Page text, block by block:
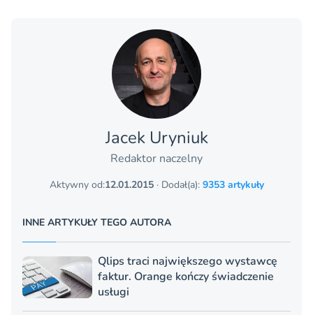
Jacek Uryniuk
Redaktor naczelny
Aktywny od:12.01.2015· Dodał(a): 9353 artykuły
INNE ARTYKUŁY TEGO AUTORA
Qlips traci największego wystawcę
faktur. Orange kończy świadczenie
usługi